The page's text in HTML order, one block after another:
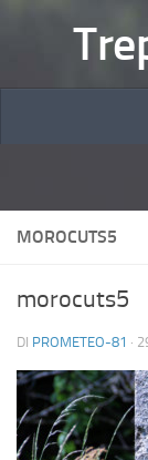
MOROCUTS5
morocuts5
DI PROMETEO-81 ·